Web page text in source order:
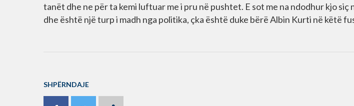
tanët dhe ne për ta kemi luftuar me i pru në pushtet. E sot me na ndodhur kjo
dhe është një turp i madh nga politika, çka është duke bërë Albin Kurti në këtë
SHPËRNDAJE